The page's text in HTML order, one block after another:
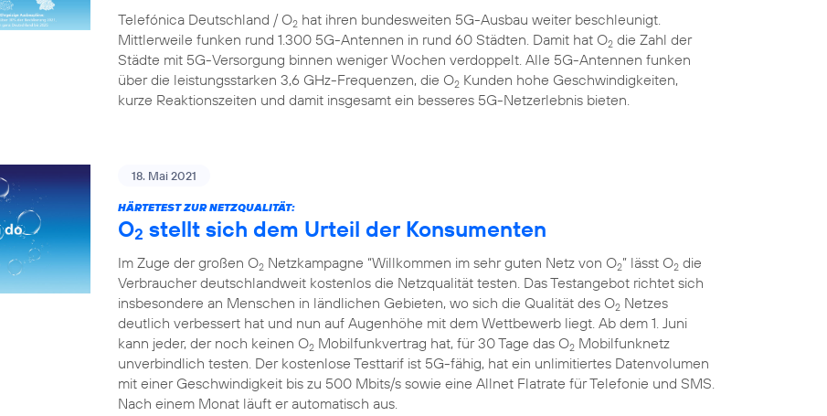
Telefónica Deutschland / O2 hat ihren bundesweiten 5G-Ausbau weiter beschleunigt.
Mittlerweile funken rund 1.300 5G-Antennen in rund 60 Städten. Damit hat O2 die Zahl der
Städte mit 5G-Versorgung binnen weniger Wochen verdoppelt. Alle 5G-Antennen funken
über die leistungsstarken 3,6 GHz-Frequenzen, die O2 Kunden hohe Geschwindigkeiten,
kurze Reaktionszeiten und damit insgesamt ein besseres 5G-Netzerlebnis bieten.
18. Mai 2021
HÄRTETEST ZUR NETZQUALITÄT:
O2 stellt sich dem Urteil der Konsumenten
Im Zuge der großen O2 Netzkampagne “Willkommen im sehr guten Netz von O2” lässt O2 die
Verbraucher deutschlandweit kostenlos die Netzqualität testen. Das Testangebot richtet sich
insbesondere an Menschen in ländlichen Gebieten, wo sich die Qualität des O2 Netzes
deutlich verbessert hat und nun auf Augenhöhe mit dem Wettbewerb liegt. Ab dem 1. Juni
kann jeder, der noch keinen O2 Mobilfunkvertrag hat, für 30 Tage das O2 Mobilfunknetz
unverbindlich testen. Der kostenlose Testtarif ist 5G-fähig, hat ein unlimitiertes Datenvolumen
mit einer Geschwindigkeit bis zu 500 Mbits/s sowie eine Allnet Flatrate für Telefonie und SMS.
Nach einem Monat läuft er automatisch aus.